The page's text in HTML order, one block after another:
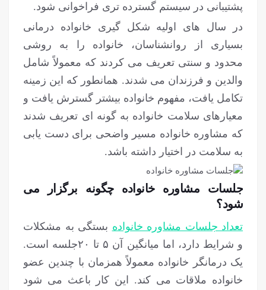
پشتیبانی در سیستم گسترده تری فراخوانی شود.
در سال های اولیه شکل گیری خانواده درمانی
بسیاری از روانشناسان، خانواده را به روشی
محدود و سنتی تعریف می کردند که معمولاً شامل
والدین و فرزندان می شدند. همانطور که این زمینه
تکامل یافت، مفهوم خانواده بیشتر گسترش یافت و
معیارهای سلامت خانواده به گونه ای تعریف شدند
که مشاوره خانواده مسیر واضحی برای دست یابی
به سلامت در اختیار داشته باشد.
جلسات مشاوره خانواده چگونه برگزار می
شود؟
تعداد جلسات مشاوره خانواده بستگی به مشکلات
و شرایط دارد، اما میانگین آن ۵ تا ۲۰جلسه است.
یک درمانگر خانواده معمولاً همزمان با چندین عضو
خانواده ملاقات می کند. این کار باعث می شود